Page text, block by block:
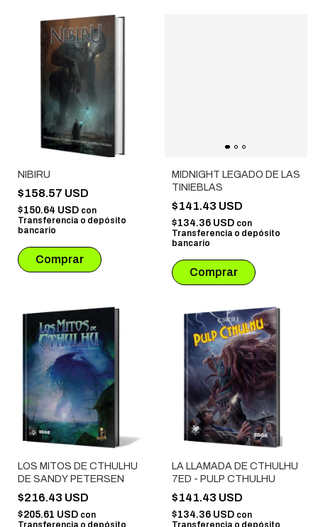
NIBIRU
$158.57 USD
$150.64 USD con
Transferencia o depósito
bancario
MIDNIGHT LEGADO DE LAS
TINIEBLAS
$141.43 USD
$134.36 USD con
Transferencia o depósito
bancario
LOS MITOS DE CTHULHU
DE SANDY PETERSEN
$216.43 USD
$205.61 USD con
Transferencia o depósito
LA LLAMADA DE CTHULHU
7ED - PULP CTHULHU
$141.43 USD
$134.36 USD con
Transferencia o depósito